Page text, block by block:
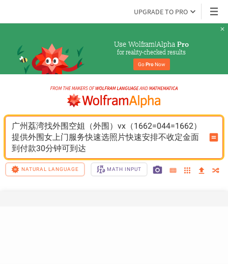
UPGRADE TO PRO
Use Wolfram|Alpha Pro
for reality-checked results
Go Pro Now
广州荔湾找外围空姐（外围）vx（1662=044=1662）
提供外围女上门服务快速选照片快速安排不收定金面
到付款30分钟可到达
NATURAL LANGUAGE MATH INPUT